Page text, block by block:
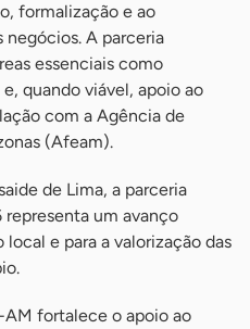
formalização e ao
A parceria
essenciais como
quando viável, apoio ao
com a Agência de
(Afeam).
de Lima, a parceria
um avanço
e para a valorização das
AM fortalece o apoio ao